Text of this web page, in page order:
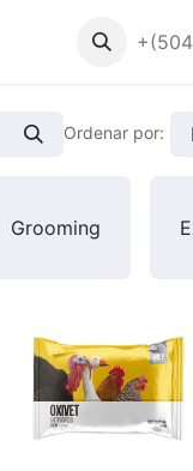
Ordenar por:
Grooming